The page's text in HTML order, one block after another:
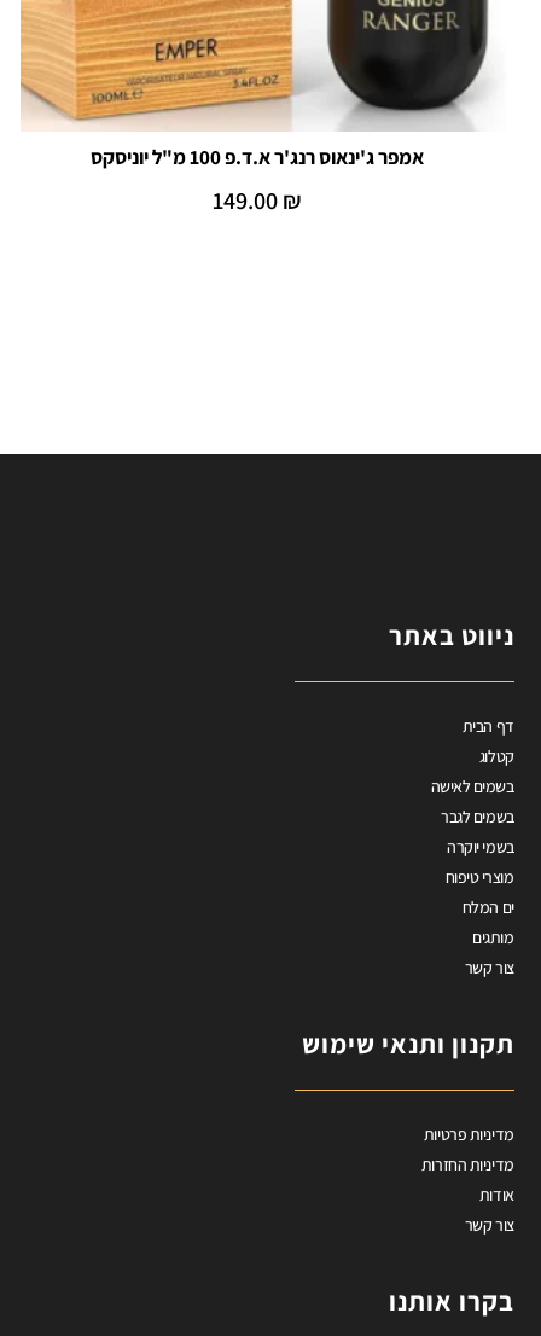
אמפר ג'ינאוס רנג'ר א.ד.פ 100 מ"ל יוניסקס
149.00₪
ניווט באתר
דף הבית
קטלוג
בשמים לאישה
בשמים לגבר
בשמי יוקרה
מוצרי טיפוח
ים המלח
מותגים
צור קשר
תקנון ותנאי שימוש
מדיניות פרטיות
מדיניות החזרות
אודות
צור קשר
בקרו אותנו